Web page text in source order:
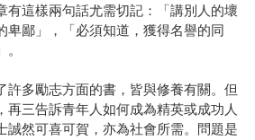
有這樣兩句話尤需切記：「講別人的壞
卑鄙」，「必須知道，獲得名譽的同
許多勵志方面的書，皆與修養有關。但
再三告訴青年人如何成為精英或成功人
誠然可喜可賀，亦為社會所需。問題是